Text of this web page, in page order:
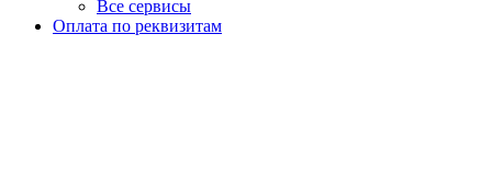
Все сервисы
Оплата по реквизитам